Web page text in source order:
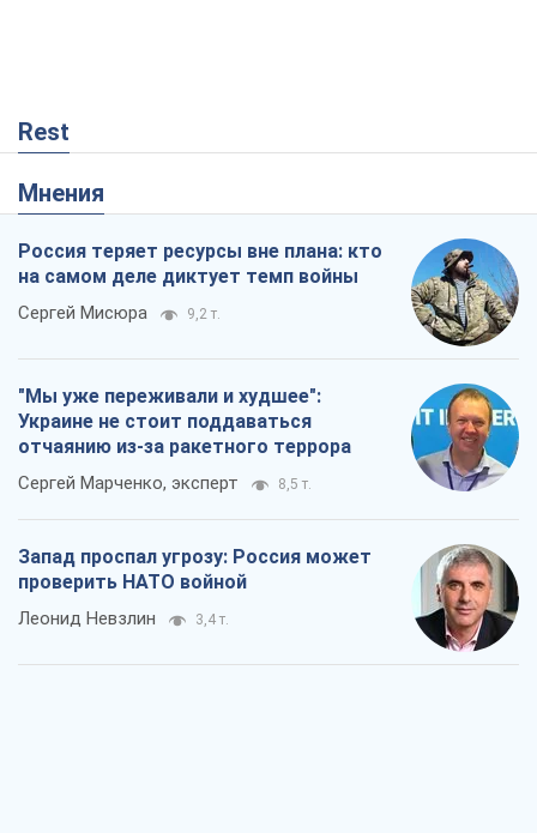
Rest
Мнения
Россия теряет ресурсы вне плана: кто
на самом деле диктует темп войны
Сергей Мисюра 9,2 т.
"Мы уже переживали и худшее":
Украине не стоит поддаваться
отчаянию из-за ракетного террора
Сергей Марченко, эксперт 8,5 т.
Запад проспал угрозу: Россия может
проверить НАТО войной
Леонид Невзлин 3,4 т.